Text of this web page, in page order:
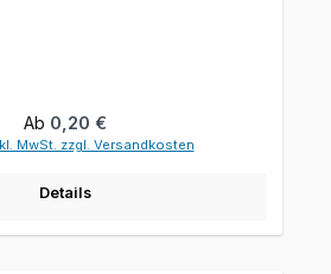
Regulärer Preis:
Ab 0,20 €
MwSt. zzgl. Versandkosten
Details